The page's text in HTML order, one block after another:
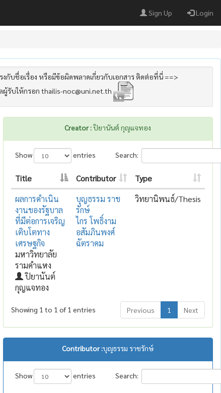
Sign Up Login
งกับชื่อเรื่อง หรือมีข้อผิดพลาดเกี่ยวกับเอกสาร ติดต่อที่นี่ ==>
ผู้รับให้กรอก thailis-noc@uni.net.th
Creator :ปิยานันต์ กุญแจทอง
Show entries Search:
Title Contributor
Type
ผลการดำเนิน
งานของรัฐบาล
ที่มีต่อการเจริญ
เติบโตทาง
เศรษฐกิจ
มหาวิทยาลัย
รามคำแหง
ปิยานันต์
กุญแจทอง
บุญธรรม ราช
รักษ์
ไกร โพธิ์งาม
อสัมภินพงศ์
ฉัตราคม
วิทยานิพนธ์/Thesis
Showing 1 to 1 of 1 entries Previous 1 Next
Contributor :บุญธรรม ราชรักษ์
Show entries Search: